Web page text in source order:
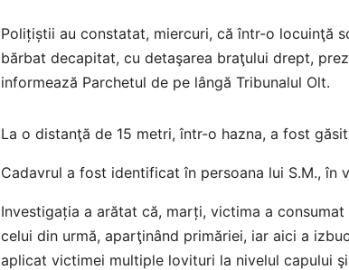
Polițiștii au constatat, miercuri, că într-o locuinţă
bărbat decapitat, cu detaşarea braţului drept,
informează Parchetul de pe lângă Tribunalul Olt.
La o distanţă de 15 metri, într-o hazna, a fost
Cadavrul a fost identificat în persoana lui S.M., în
Investigația a arătat că, marți, victima a
celui din urmă, aparţinând primăriei, iar aici a
aplicat victimei multiple lovituri la nivelul capului